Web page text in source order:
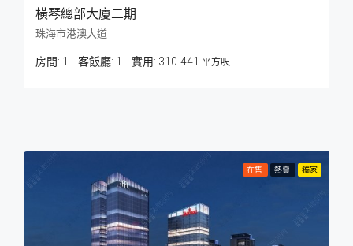
橫琴總部大廈二期
珠海市港澳大道
房間: 1 客飯廳: 1 310-441 平方呎
在售 熱賣 獨家